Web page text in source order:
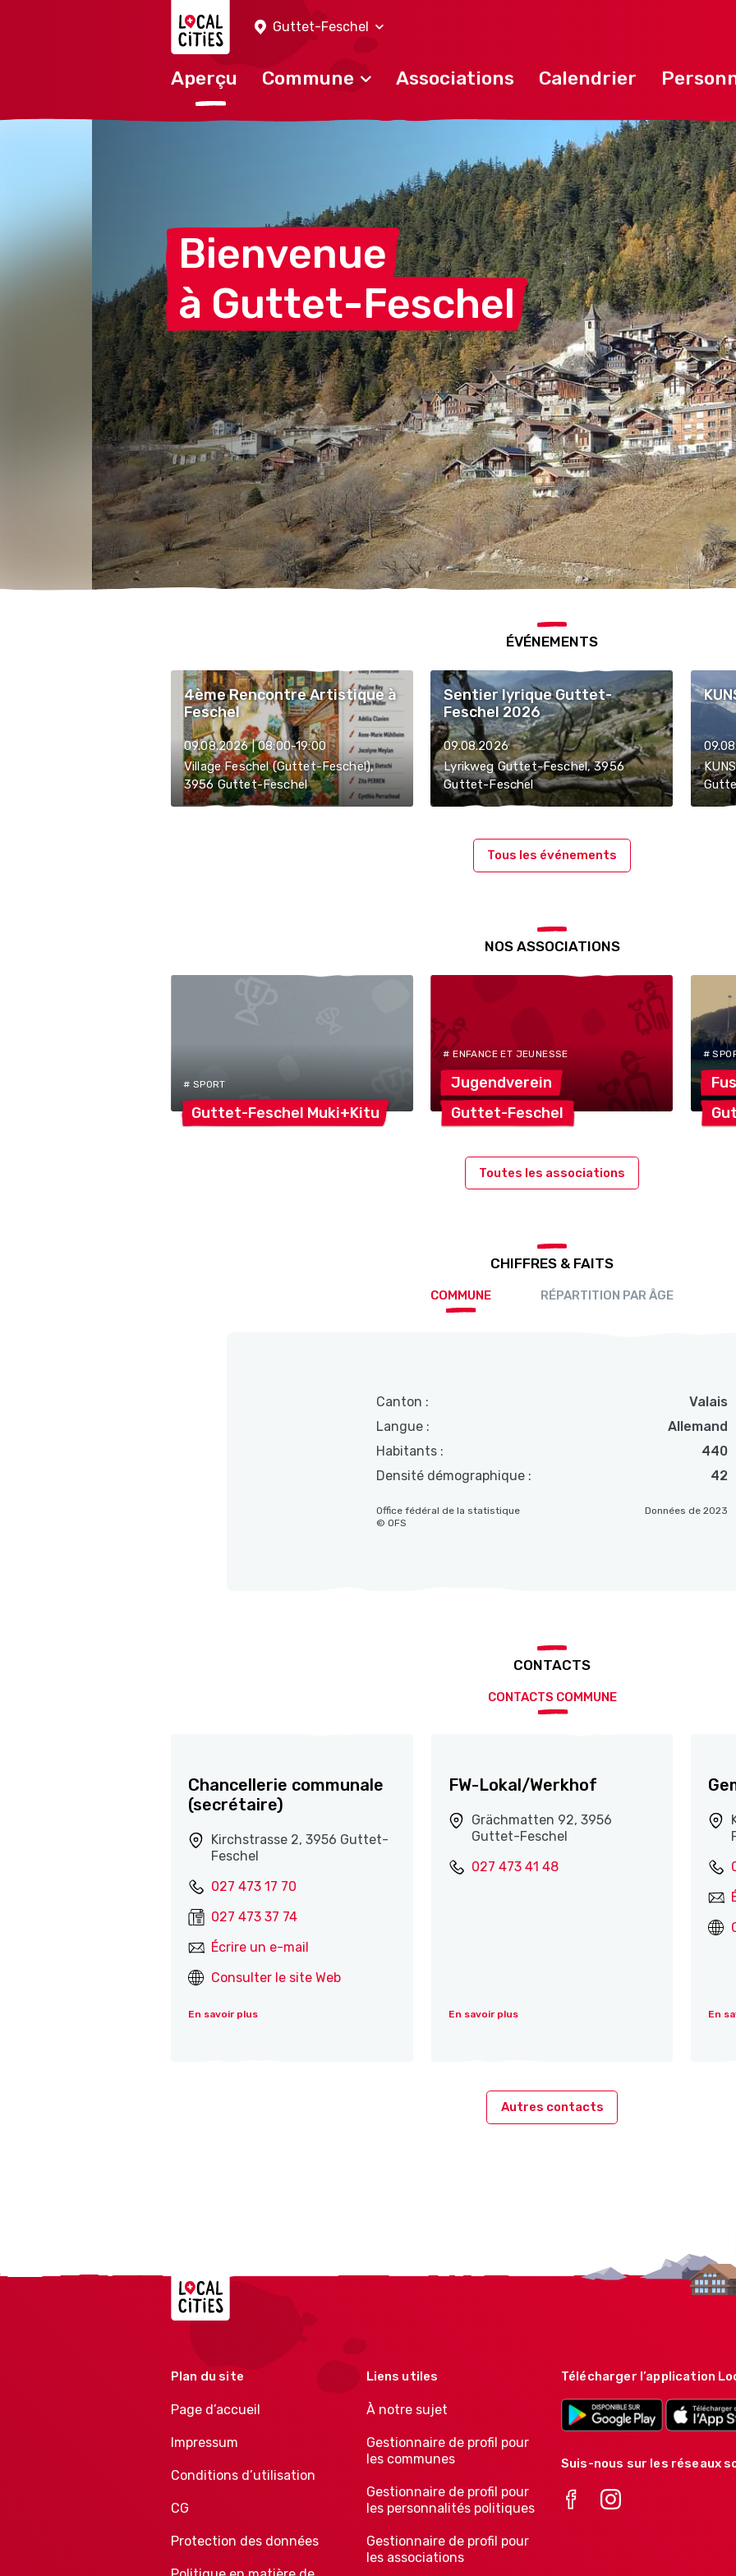
Guttet-Feschel
Aperçu Commune Associations Calendrier
Bienvenue
à Guttet-Feschel
ÉVÉNEMENTS
4ème Rencontre Artistique à
Feschel
09.08.2026 | 08:00-19:00
Village Feschel (Guttet-Feschel),
3956 Guttet-Feschel
Sentier lyrique Guttet-
Feschel 2026
09.08.2026
Lyrikweg Guttet-Feschel, 3956
Guttet-Feschel
Tous les événements
NOS ASSOCIATIONS
# SPORT
Guttet-Feschel Muki+Kitu
# ENFANCE ET JEUNESSE
Jugendverein
Guttet-Feschel
#
Toutes les associations
CHIFFRES & FAITS
COMMUNE RÉPARTITION PAR ÂGE
Canton :
Valais
Langue :
Allemand
Habitants :
440
Densité démographique :
42
Données de 2023
Office fédéral de la statistique
© OFS
CONTACTS
CONTACTS COMMUNE
Chancellerie communale
(secrétaire)
Kirchstrasse 2, 3956 Guttet-
Feschel
027 473 17 70
027 473 37 74
Écrire un e-mail
Consulter le site Web
En savoir plus
FW-Lokal/Werkhof
Grächmatten 92, 3956
Guttet-Feschel
027 473 41 48
En savoir plus En
Autres contacts
Localcities
Plan du site
Page d’accueil
Impressum
Conditions d’utilisation
CG
Protection des données
Liens utiles
À notre sujet
Gestionnaire de profil pour
les communes
Gestionnaire de profil pour
les personnalités politiques
Gestionnaire de profil pour
les associations
Télécharger l’application
Suis-nous sur les réseaux